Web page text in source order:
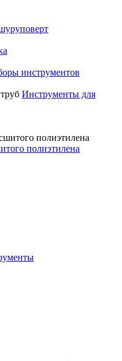
инструментов
Инструменты для
полиэтилена